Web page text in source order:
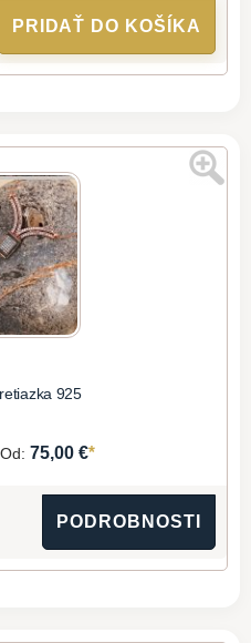
PRIDAŤ DO KOŠÍKA
925
Od: 75,00 €*
PODROBNOSTI